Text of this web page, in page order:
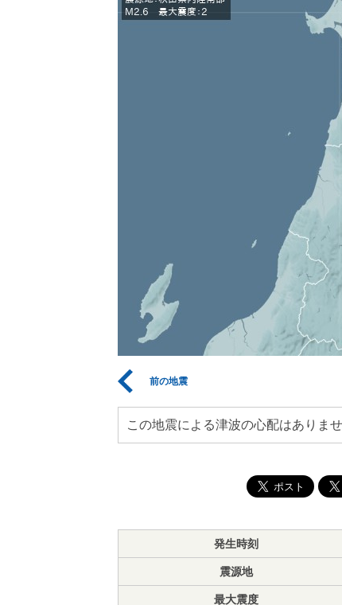
前の地震
この地震による津波の心配はありませ
発生時刻
震源地
最大震度